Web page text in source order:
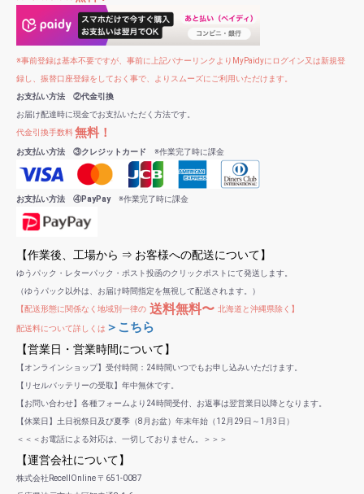
※事前登録は基本不要ですが、事前に上記バナーリンクよりMyPaidyにログイン又は新規登
録し、振替口座登録をしておく事で、よりスムーズにご利用いただけます。
お支払い方法 ②代金引換
お届け配達時に現金でお支払いただく方法です。
代金引換手数料無料！
お支払い方法 ③クレジットカード ※作業完了時に課金
お支払い方法 ④PayPay※作業完了時に課金
【作業後、工場から ⇒ お客様への配送について】
ゆうパック・レターパック・ポスト投函のクリックポストにて発送します。
（ゆうパック以外は、お届け時間指定を無視して配送されます。）
【配送形態に関係なく地域別一律の 送料無料〜 北海道と沖縄県除く】
配送料について詳しくは ＞こちら
【営業日・営業時間について】
【オンラインショップ】受付時間：24時間いつでもお申し込みいただけます。
【リセルバッテリーの受取】年中無休です。
【お問い合わせ】各種フォームより24時間受付、お返事は翌営業日以降となります。
【休業日】土日祝祭日及び夏季（8月お盆）年末年始（12月29日～1月3日）
＜＜＜お電話による対応は、一切しておりません。＞＞＞
【運営会社について】
株式会社RecellOnline 〒651-0087